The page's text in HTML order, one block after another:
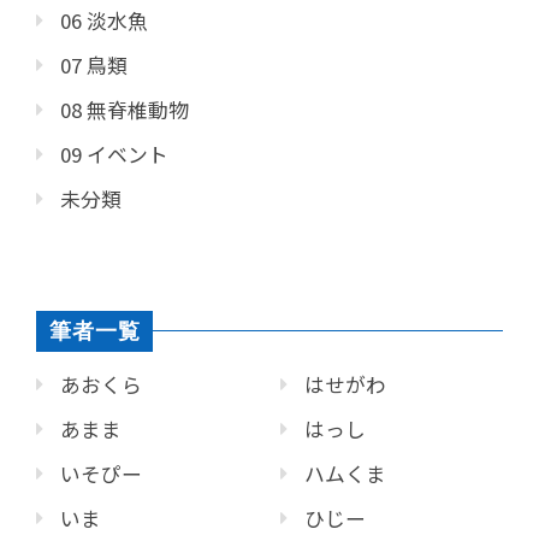
06 淡水魚
07 鳥類
08 無脊椎動物
09 イベント
未分類
筆者一覧
あおくら
あまま
いそぴー
いま
はせがわ
はっし
ハムくま
ひじー